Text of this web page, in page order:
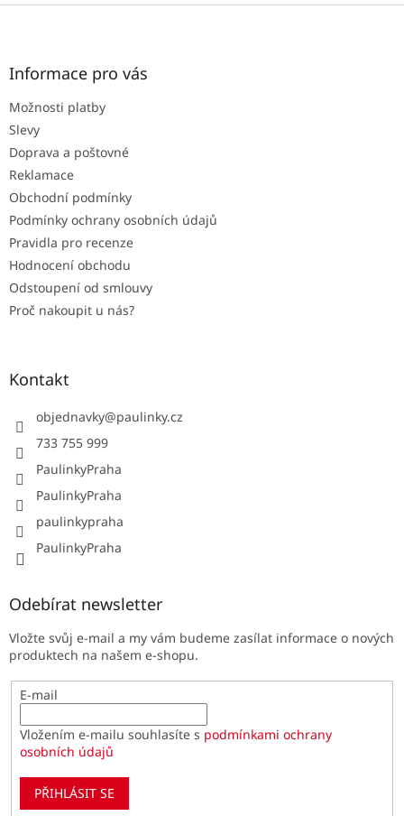
Z
Informace pro vás
Možnosti platby
Slevy
Doprava a poštovné
Reklamace
Obchodní podmínky
Podmínky ochrany osobních údajů
Pravidla pro recenze
Hodnocení obchodu
Odstoupení od smlouvy
Proč nakoupit u nás?
Kontakt
objednavky@paulinky.cz
733 755 999
PaulinkyPraha
PaulinkyPraha
paulinkypraha
PaulinkyPraha
Odebírat newsletter
Vložte svůj e-mail a my vám budeme zasílat informace o nových
produktech na našem e-shopu.
E-mail
Vložením e-mailu souhlasíte s podmínkami ochrany
osobních údajů
PŘIHLÁSIT SE